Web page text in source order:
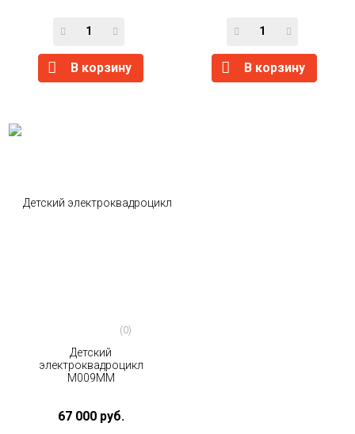
В корзину В корзину
(0)
Детский
электроквадроцикл
M009MM
67 000 руб.